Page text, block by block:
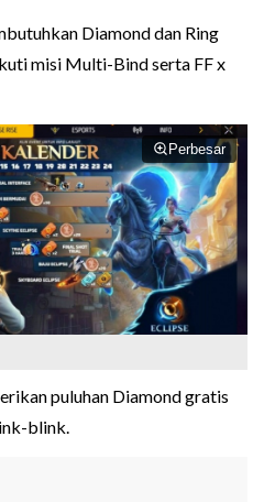
Diamond dan Ring
misi Multi-Bind serta FF x
Perbesar
puluhan Diamond gratis
blink.